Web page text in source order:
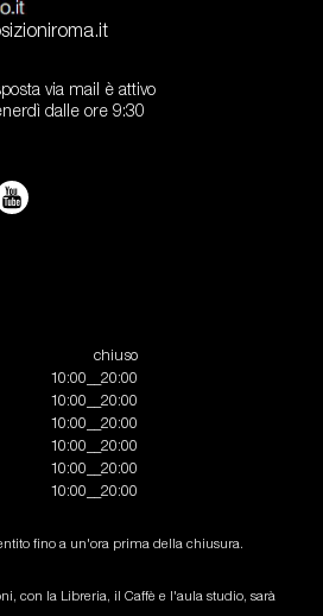
via mail è attivo
dalle ore 9:30
chiuso
10:00__20:00
10:00__20:00
10:00__20:00
10:00__20:00
10:00__20:00
10:00__20:00
fino a un'ora prima della chiusura.
con la Libreria, il Caffè e l'aula studio, sarà